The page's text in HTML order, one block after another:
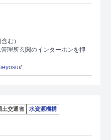
む）
理所玄関のインターホンを押
土交通省 水資源機構